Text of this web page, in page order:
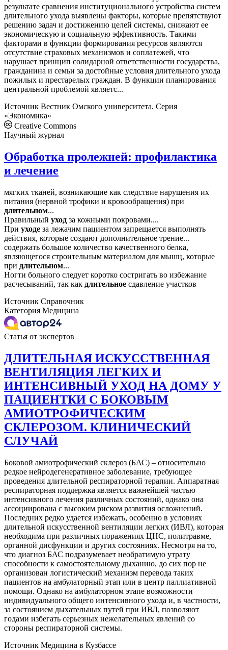
результате сравнения институционального устройства систем
длительного ухода выявлены факторы, которые препятствуют
решению задач и достижению целей системы, снижают ее
экономическую и социальную эффективность. Такими
факторами в функции формирования ресурсов являются
отсутствие страховых механизмов и соплатежей, что
нарушает принцип солидарной ответственности государства,
гражданина и семьи за достойные условия длительного ухода
пожилых и престарелых граждан. В функции планирования
центральной проблемой являетс...
Источник Вестник Омского университета. Серия
«Экономика»
Creative Commons
Научный журнал
Обработка пролежней: профилактика
и лечение
мягких тканей, возникающие как следствие нарушения их
питания (нервной трофики и кровообращения) при
длительном...
Правильный уход за кожными покровами....
При уходе за лежачим пациентом запрещается выполнять
действия, которые создают дополнительное трение...
содержать большое количество качественного белка,
являющегося строительным материалом для мышц, которые
при длительном...
Ногти больного следует коротко состригать во избежание
расчесываний, так как длительное сдавление участков
Источник Справочник
Категория Медицина
Статья от экспертов
ДЛИТЕЛЬНАЯ ИСКУССТВЕННАЯ
ВЕНТИЛЯЦИЯ ЛЕГКИХ И
ИНТЕНСИВНЫЙ УХОД НА ДОМУ У
ПАЦИЕНТКИ С БОКОВЫМ
АМИОТРОФИЧЕСКИМ
СКЛЕРОЗОМ. КЛИНИЧЕСКИЙ
СЛУЧАЙ
Боковой амиотрофический склероз (БАС) – относительно
редкое нейродегенеративное заболевание, требующее
проведения длительной респираторной терапии. Аппаратная
респираторная поддержка является важнейшей частью
интенсивного лечения различных состояний, однако она
ассоциирована с высоким риском развития осложнений.
Последних редко удается избежать, особенно в условиях
длительной искусственной вентиляции легких (ИВЛ), которая
необходима при различных поражениях ЦНС, политравме,
органной дисфункции и других состояниях. Несмотря на то,
что диагноз БАС подразумевает необратимую утрату
способности к самостоятельному дыханию, до сих пор не
организован логистический механизм перевода таких
пациентов на амбулаторный этап или в центр паллиативной
помощи. Однако на амбулаторном этапе возможности
индивидуального общего интенсивного ухода и, в частности,
за состоянием дыхательных путей при ИВЛ, позволяют
годами избегать серьезных нежелательных явлений со
стороны респираторной системы.
Источник Медицина в Кузбассе